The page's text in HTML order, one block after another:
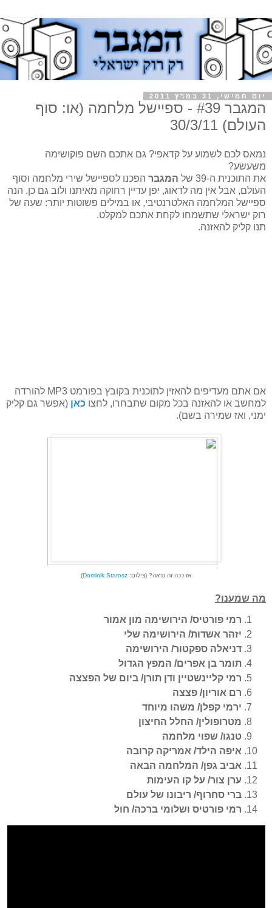
יום חמישי, 31 במרץ 2011
המגבר #39 - ספיישל מלחמה (או: סוף
העולם) 30/3/11
נמאס לכם לשמוע על קדאפי? גם אתכם השם פוקושימה
משעשע?
את התוכנית ה-39 של
המגבר הפכנו לספיישל שירי מלחמה וסוף
העולם, אבל אין מה לדאוג, יפן עדיין רחוקה מאיתנו ולוב גם כן. הנה
ספיישל המלחמה האלטרנטיבי, או במילים פשוטות יותר: שעה של
רוק ישראלי שתשמחו לקחת אתכם למקלט.
תנו קליק להאזנה.
אם אתם מעדיפים להאזין לתוכנית בקובץ בפורמט MP3 להורדה
למחשב או להאזנה בכל מקום שתבחרו, לחצו כאן (אפשר גם קליק
ימני, ואז שמירה בשם).
אז ככה זה נראה? (צילום: Dominik Starosz
)
מה שמענו?
רמי פורטיס/ הירושימה מון אמור
יזהר אשדות/ הירושימה שלי
דניאלה ספקטור/ הירושימה
תומר בן אפרים/ המפץ הגדול
רמי קליינשטיין ודן תורן/ ביום של הפצצה
רם אוריון/ פצצה
ירמי קפלן/ משהו מיוחד
מטרופולין/ החלל החיצון
טנגו/ שפוי מלחמה
איפה הילד/ אמריקה קרובה
אביב גפן/ המלחמה הבאה
ערן צור/ על קו העימות
ברי סחרוף/ ריבונו של עולם
רמי פורטיס ושלומי ברכה/ חול